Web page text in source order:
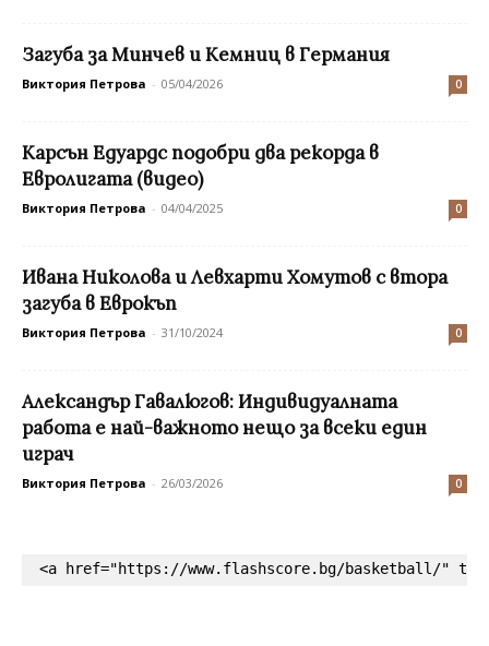
Загуба за Минчев и Кемниц в Германия
Виктория Петрова - 05/04/2026 0
Карсън Едуардс подобри два рекорда в
Евролигата (видео)
Виктория Петрова - 04/04/2025 0
Ивана Николова и Левхарти Хомутов с втора
загуба в Еврокъп
Виктория Петрова - 31/10/2024 0
Александър Гавалюгов: Индивидуалната
работа е най-важното нещо за всеки един
играч
Виктория Петрова - 26/03/2026 0
<a href="https://www.flashscore.bg/basketball/"